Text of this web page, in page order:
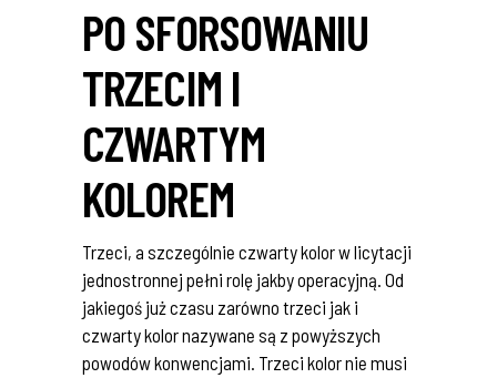
PO SFORSOWANIU
TRZECIM I
CZWARTYM
KOLOREM
Trzeci, a szczególnie czwarty kolor w licytacji
jednostronnej pełni rolę jakby operacyjną. Od
jakiegoś już czasu zarówno trzeci jak i
czwarty kolor nazywane są z powyższych
powodów konwencjami. Trzeci kolor nie musi